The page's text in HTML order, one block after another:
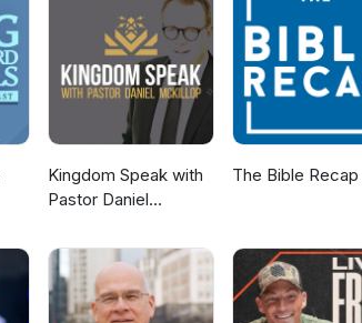
Kingdom Speak with
Pastor Daniel
The Bible Recap